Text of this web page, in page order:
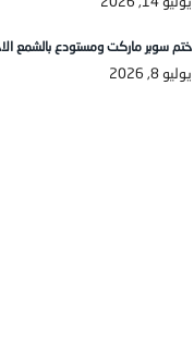
ختم سوبر ماركت ومستودع بالشمع
يوليو 8, 2026